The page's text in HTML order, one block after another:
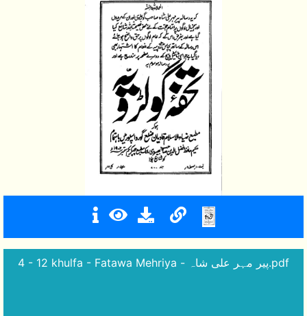
4 - 12 khulfa - Fatawa Mehriya - پیر مہر علی شاہ.pdf